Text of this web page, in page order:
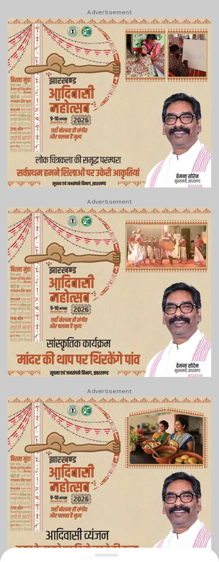
Advertisement
Advertisement
Advertisement